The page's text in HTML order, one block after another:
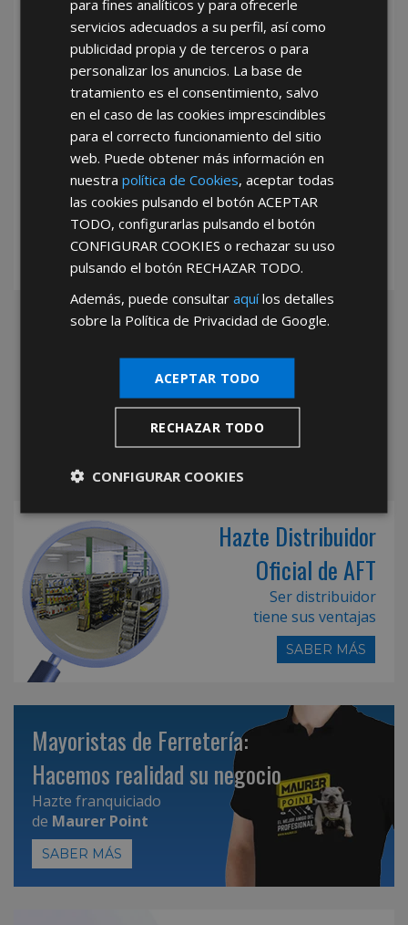
He leído y acepto laPolítica de Privacidad
*Abstenerse particulares, sólo venta a tiendas y empresas minoristas y
mayoristas.
Hazte Distribuidor
Oficial de AFT
Ser distribuidor
tiene sus ventajas
SABER MÁS
Mayoristas de Ferretería:
Hacemos realidad su negocio
Hazte franquiciado
de Maurer Point
SABER MÁS
para fines analíticos y para ofrecerle
servicios adecuados a su perfil, así como
publicidad propia y de terceros o para
personalizar los anuncios. La base de
tratamiento es el consentimiento, salvo
en el caso de las cookies imprescindibles
para el correcto funcionamiento del sitio
web. Puede obtener más información en
nuestrapolítica de Cookies, aceptar todas
las cookies pulsando el botónACEPTAR
TODO, configurarlas pulsando el botón
CONFIGURAR COOKIES o rechazar su uso
pulsando el botón RECHAZAR TODO.
Además, puede consultaraquílos detalles
sobre la Política de Privacidad de Google.
ACEPTAR TODO
RECHAZAR TODO
CONFIGURAR COOKIES